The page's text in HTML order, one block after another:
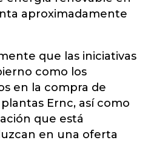
aproximadamente
que las iniciativas
como los
en la compra de
Ernc, así como
que está
en una oferta